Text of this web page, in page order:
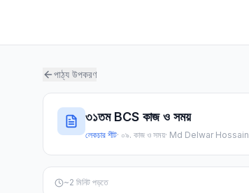
পাঠ্য উপকরণ
৩১তম BCS কাজ ও সময়
লেকচার শীট· ০৯. কাজ ও সময়· Md Delwar Hossain
~2 মিনিট পড়তে